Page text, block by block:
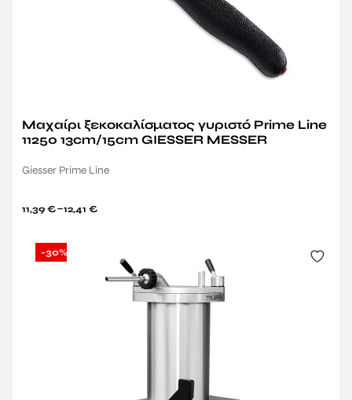
Μαχαίρι ξεκοκαλίσματος γυριστό Prime Line
11250 13cm/15cm GIESSER MESSER
Giesser Prime Line
11,39 €–12,41 €
-30%